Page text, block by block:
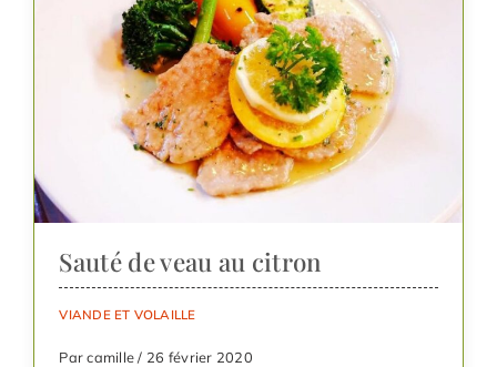
Sauté de veau au citron
VIANDE ET VOLAILLE
Par camille / 26 février 2020